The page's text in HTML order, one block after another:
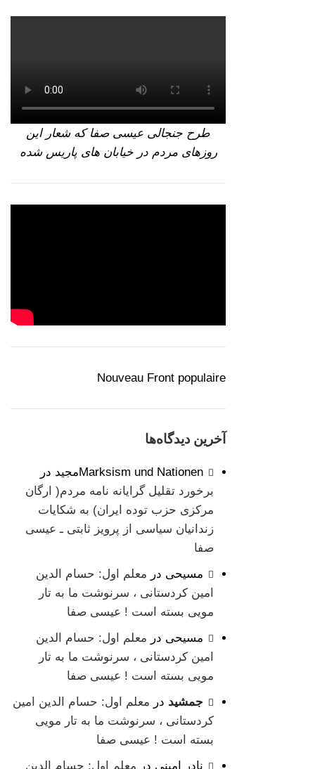
طرح جنجالی عیسی صفا که شعار این
روزهای مردم در خیابان های پاریس شده
Nouveau Front populaire
آخرین دیدگاه‌ها
Marksism und Nationenمجید
در
برخورد تقلیل گرایانه نامه مردم( ارگان
مرکزی حزب توده ایران) به شکایات
زندانیان سیاسی از پرویز ثابتی ـ عیسی
صفا
مسیحی در معلم اول: حسام الدین
امین کردستانی ، سرنوشت ما به تار
مویی بسته است ! عیسی صفا
مسیحی در معلم اول: حسام الدین
امین کردستانی ، سرنوشت ما به تار
مویی بسته است ! عیسی صفا
جمشید در معلم اول: حسام الدین امین
کردستانی ، سرنوشت ما به تار مویی
بسته است ! عیسی صفا
نادر امینی در معلم اول: حسام الدین